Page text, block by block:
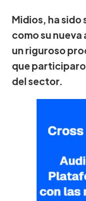
Midios, ha sido
como su
un riguroso
que
del sector.